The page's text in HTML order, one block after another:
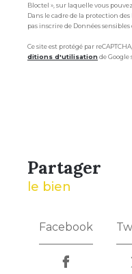
Bloctel », sur laquelle vous
Dans le cadre de la protection
pas inscrire de Données
Ce site est protégé par
ditions d'utilisationde
partager
le bien
Facebook